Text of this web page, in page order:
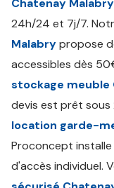
Chatenay Malabry
24h/24 et 7j/7.
Malabrypropose
accessibles dès
stockage meuble
devis est prêt sous
location garde-
Proconcept
d'accès individuel.